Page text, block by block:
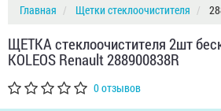
Главная Щетки стеклоочистителя
ЩЕТКА стеклоочистителя 2шт
KOLEOS Renault 288900838R
0 отзывов